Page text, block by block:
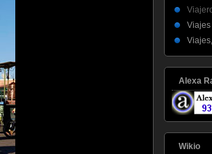
Alexa
Wikio